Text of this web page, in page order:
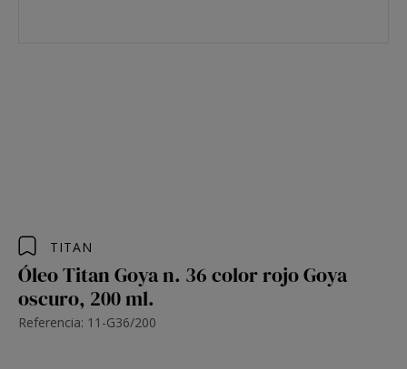
TITAN
Óleo Titan Goya n. 36 color rojo Goya
oscuro, 200 ml.
Referencia: 11-G36/200